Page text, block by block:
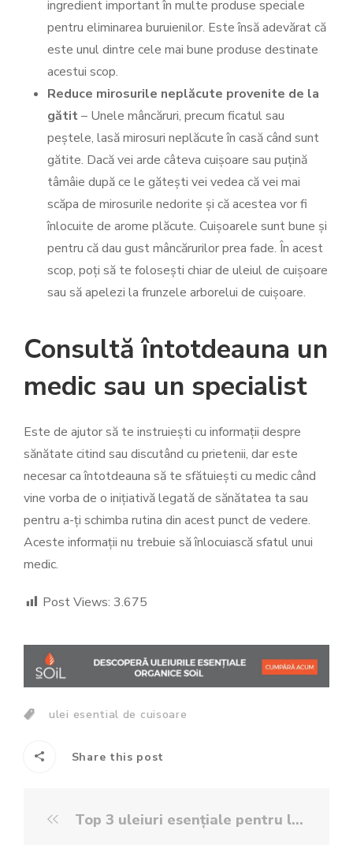
ingredient important în multe produse speciale
pentru eliminarea buruienilor. Este însă adevărat că
este unul dintre cele mai bune produse destinate
acestui scop.
Reduce mirosurile neplăcute provenite de la
gătit– Unele mâncăruri, precum ficatul sau
peștele, lasă mirosuri neplăcute în casă când sunt
gătite. Dacă vei arde câteva cuișoare sau puțină
tâmâie după ce le gătești vei vedea că vei mai
scăpa de mirosurile nedorite și că acestea vor fi
înlocuite de arome plăcute. Cuișoarele sunt bune și
pentru că dau gust mâncărurilor prea fade. În acest
scop, poți să te folosești chiar de uleiul de cuișoare
sau să apelezi la frunzele arborelui de cuișoare.
Consultă întotdeauna un
medic sau un specialist
Este de ajutor să te instruiești cu informații despre
sănătate citind sau discutând cu prietenii, dar este
necesar ca întotdeauna să te sfătuiești cu medic când
vine vorba de o inițiativă legată de sănătatea ta sau
pentru a-ți schimba rutina din acest punct de vedere.
Aceste informații nu trebuie să înlocuiască sfatul unui
medic.
Post Views: 3.675
ulei esential de cuisoare
Share this post
Top 3 uleiuri esențiale pentru liniște